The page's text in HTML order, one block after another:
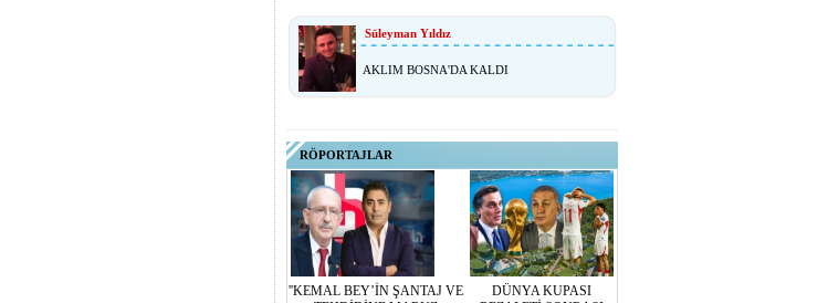
Süleyman Yıldız
AKLIM BOSNA'DA KALDI
RÖPORTAJLAR
''KEMAL BEY’İN ŞANTAJ VE
DÜNYA KUPASI